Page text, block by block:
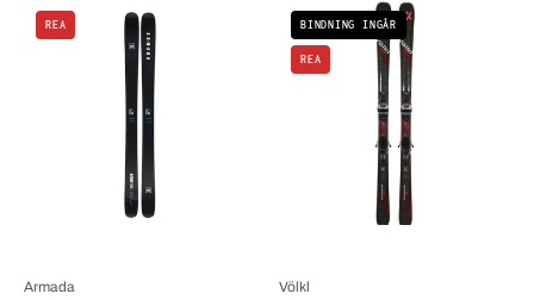
Armada
ARV
106
25/26_4
REA
Armada
Völkl
PEREGRINE
80
LOWRIDE
25/26_1
BINDNING INGÅR
REA
Völkl